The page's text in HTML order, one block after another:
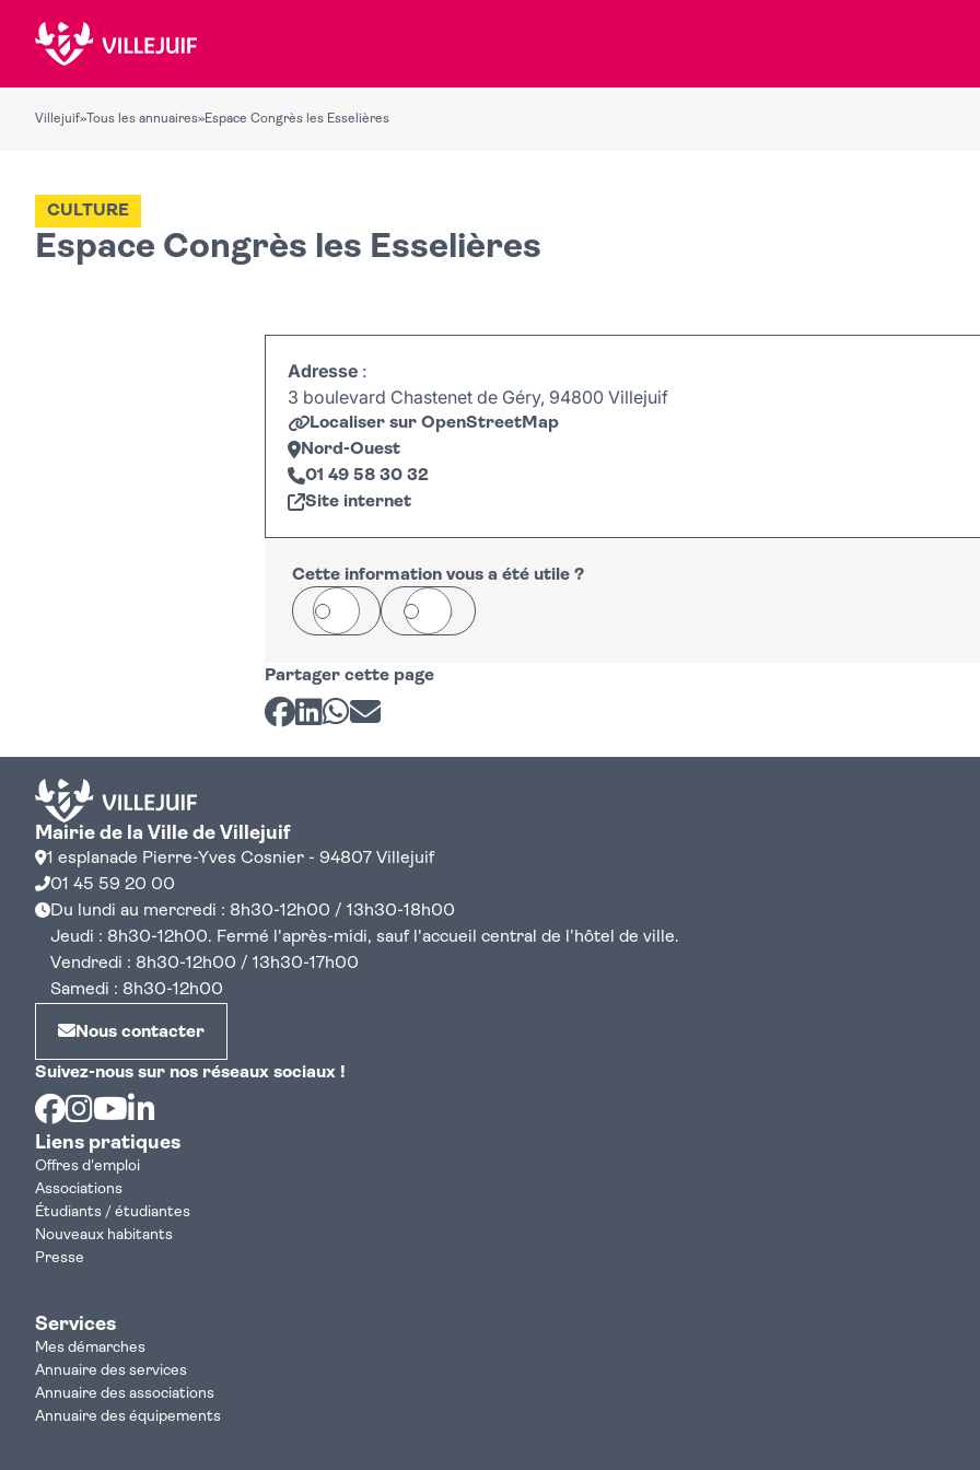
Villejuif» Tous les annuaires»Espace Congrès les Esselières
Espace Congrès les Esselières
CULTURE
Adresse :
3 boulevard Chastenet de Géry, 94800 Villejuif
Localiser sur OpenStreetMap
Nord-Ouest
01 49 58 30 32
Site internet
+
−
Cette information vous a été utile ?
Oui Non
Partager cette page
Partager sur Facebook
Partager sur LinkedIn
Partager sur Whatsapp
Partager par courriel
Mairie de la Ville de Villejuif
1 esplanade Pierre-Yves Cosnier - 94807 Villejuif
01 45 59 20 00
Du lundi au mercredi : 8h30-12h00 / 13h30-18h00
Jeudi : 8h30-12h00. Fermé l'après-midi, sauf l'accueil central de l'hôtel de ville.
Vendredi : 8h30-12h00 / 13h30-17h00
Samedi : 8h30-12h00
Nous contacter
Suivez-nous sur nos réseaux sociaux !
Facebook
Instagram
Youtube
Liens pratiques
Offres d'emploi
Associations
Étudiants / étudiantes
Nouveaux habitants
Presse
Services
Mes démarches
Annuaire des services
Annuaire des associations
Annuaire des équipements